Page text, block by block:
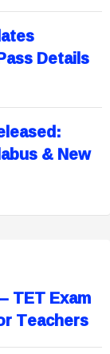
Details
& New
TET Exam
Teachers